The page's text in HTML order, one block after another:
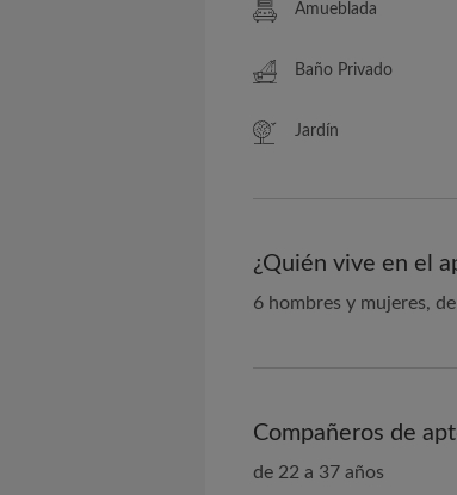
Amueblada
Baño Privado
Jardín
¿Quién vive en el
6 hombres y mujeres,
Compañeros de
de 22 a 37 años